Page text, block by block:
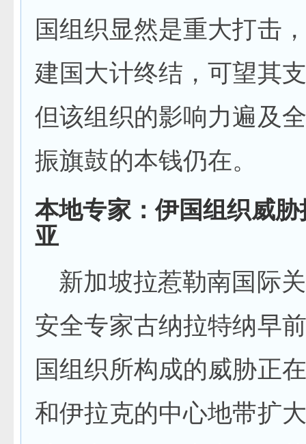
国组织显然是重大打击
建国大计终结，可望其
但该组织的影响力遍及
振旗鼓的本钱仍在。
本地专家：伊国组织威
亚
新加坡拉惹勒南国际
安全专家古纳拉特纳早
国组织所构成的威胁正
和伊拉克的中心地带扩